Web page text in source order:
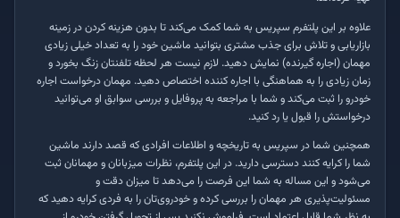
علاوه بر این پلتفرم سپریس به شما کمک می‌کند تا بدون هزینه کردن در زمینه
بازاریابی و تلاش برای جذب مشتری بتوانید ماشین خود را به تعداد خیلی زیادی
مهمان (اجاره گیرنده) نمایش دهید. لازم نیست هر لحظه تلفنتان زنگ بخورد و
زمان زیادی را به هماهنگی با اجاره کننده اختصاص دهید. مهمان درخواست اجاره
خودرو را ثبت می‌کند و شما با مراجعه به پروفایل و بررسی سوابق او می‌توانید
درخواستش را قبول یا رد کنید.
همچنین شما در سپریس به تاریخچه و اطلاعات افرادی که قصد دارند ماشین
شما را کرایه کنند دسترسی دارید. در این پلتفرم، نظرات میزبانان و مهمانان ثبت
می‌شود و این مساله به شما این فرصت را می‌دهد تا میزان دقت و
مسئولیت‌پذیری هر مهمان را بررسی کرده و خودروی‌تان را به فردی کرایه دهید که